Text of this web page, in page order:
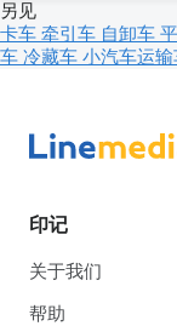
另见
卡车 牵引车 自卸车
车 冷藏车 小汽车运输
印记
关于我们
帮助